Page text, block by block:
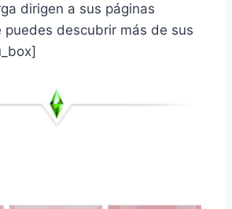
dirigen a sus páginas
puedes descubrir más de sus